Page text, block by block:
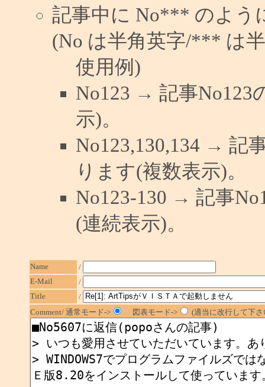
記事中に No*** のよう
(No は半角英字/*** は
使用例)
No123 → 記事No123
示)。
No123,130,134 → 記
ります(複数表示)。
No123-130 → 記事
(連続表示)。
Name
/
E-Mail
/
Title
/
Comment/ 通常モード->
図表モード-> (適当に改行して下